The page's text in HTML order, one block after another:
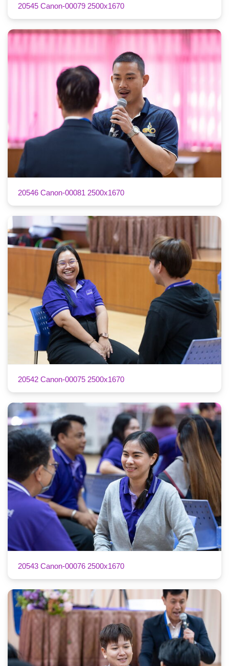
20545 Canon-00079 2500x1670
20546 Canon-00081 2500x1670
20542 Canon-00075 2500x1670
20543 Canon-00076 2500x1670